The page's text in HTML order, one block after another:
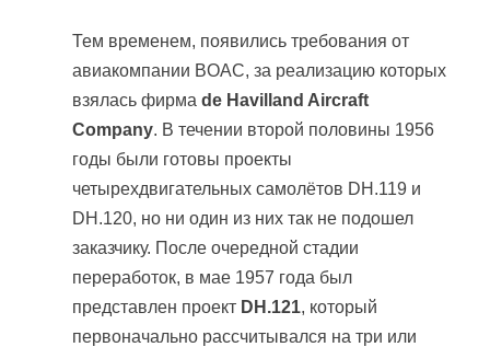
Тем временем, появились требования от
авиакомпании BOAC, за реализацию которых
взялась фирма de Havilland Aircraft
Company. В течении второй половины 1956
годы были готовы проекты
четырехдвигательных самолётов DH.119 и
DH.120, но ни один из них так не подошел
заказчику. После очередной стадии
переработок, в мае 1957 года был
представлен проект DH.121, который
первоначально рассчитывался на три или